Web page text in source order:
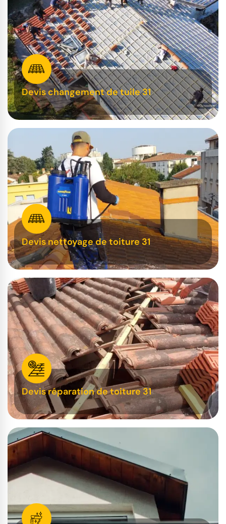
Devis changement de tuile 31
Devis nettoyage de toiture 31
Devis réparation de toiture 31